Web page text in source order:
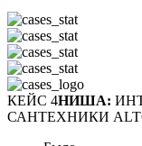
КЕЙС 4НИША:
САНТЕХНИКИ